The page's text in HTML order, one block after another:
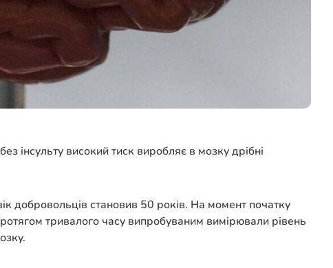
інсульту високий тиск виробляє в мозку дрібні
добровольців становив 50 років. На момент початку
тривалого часу випробуваним вимірювали рівень